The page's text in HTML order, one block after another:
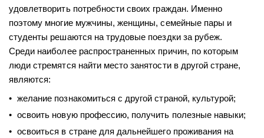
удовлетворить потребности своих граждан. Именно
поэтому многие мужчины, женщины, семейные пары и
студенты решаются на трудовые поездки за рубеж.
Среди наиболее распространенных причин, по которым
люди стремятся найти место занятости в другой стране,
являются:
желание познакомиться с другой страной, культурой;
освоить новую профессию, получить полезные навыки;
освоиться в стране для дальнейшего проживания на